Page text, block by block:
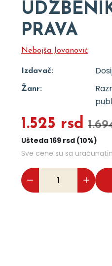
PRAVA
Nebojša Jovanović
Izdavač:
Žanr:
1.525 rsd
Ušteda 169 rsd (10%)
Sve cene su sa